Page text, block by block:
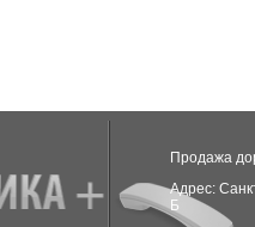
Продажа
Адрес:
Б